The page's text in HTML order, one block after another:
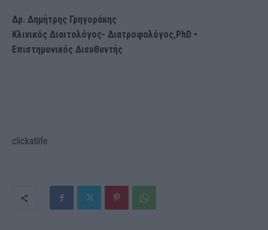
Δρ. Δημήτρης Γρηγοράκης
Κλινικός Διαιτολόγος- Διατροφολόγος,PhD •
Επιστημονικός Διευθυντής
clickatlife